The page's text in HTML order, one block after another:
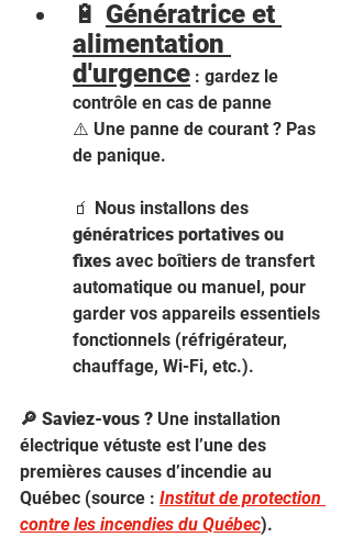
🔋 Génératrice et
alimentation
d'urgence : gardez le
contrôle en cas de panne
⚠️ Une panne de courant ? Pas
de panique.
🧃 Nous installons des
génératrices portatives ou
fixes avec boîtiers de transfert
automatique ou manuel, pour
garder vos appareils essentiels
fonctionnels (réfrigérateur,
chauffage, Wi-Fi, etc.).
🔎 Saviez-vous ? Une installation
électrique vétuste est l’une des
premières causes d’incendie au
Québec (source : Institut de protection
contre les incendies du Québec).